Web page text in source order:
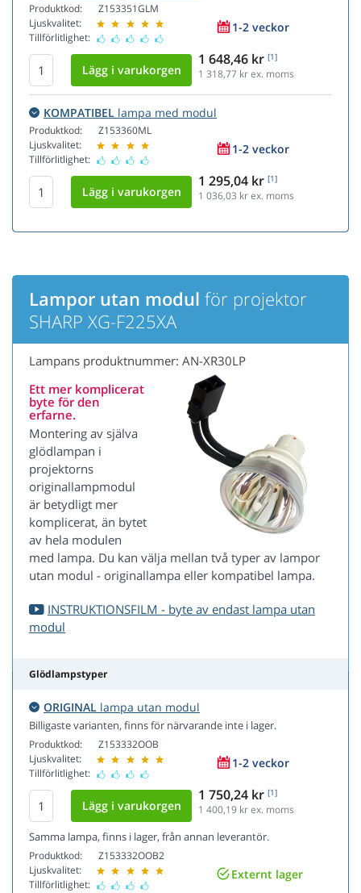
Produktkod:
Ljuskvalitet:
Tillförlitlighet:
Z153351GLM
1-2 veckor
1 648,46 kr [1]
1 318,77 kr ex. moms
KOMPATIBEL lampa med modul
Produktkod:
Ljuskvalitet:
Tillförlitlighet:
Z153360ML
1-2 veckor
1 295,04 kr [1]
1 036,03 kr ex. moms
Lampor utan modul för projektor
SHARP XG-F225XA
Lampans produktnummer: AN-XR30LP
Ett mer komplicerat
byte för den
erfarne.
Montering av själva
glödlampan i
projektorns
originallampmodul
är betydligt mer
komplicerat, än bytet
av hela modulen
med lampa. Du kan välja mellan två typer av lampor
utan modul - originallampa eller kompatibel lampa.
INSTRUKTIONSFILM - byte av endast lampa utan
modul
Glödlampstyper
ORIGINAL lampa utan modul
Billigaste varianten, finns för närvarande inte i lager.
Produktkod:
Ljuskvalitet:
Tillförlitlighet:
Z153332OOB
1-2 veckor
1 750,24 kr [1]
1 400,19 kr ex. moms
Samma lampa, finns i lager, från annan leverantör.
Produktkod:
Ljuskvalitet:
Tillförlitlighet:
Z153332OOB2
Externt lager